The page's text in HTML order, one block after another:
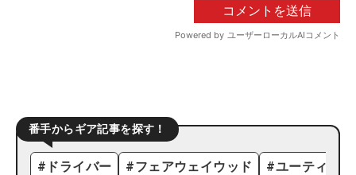
番手からギア記事を探す！
# ドライバー #フェアウェイウッド #ユーティリ